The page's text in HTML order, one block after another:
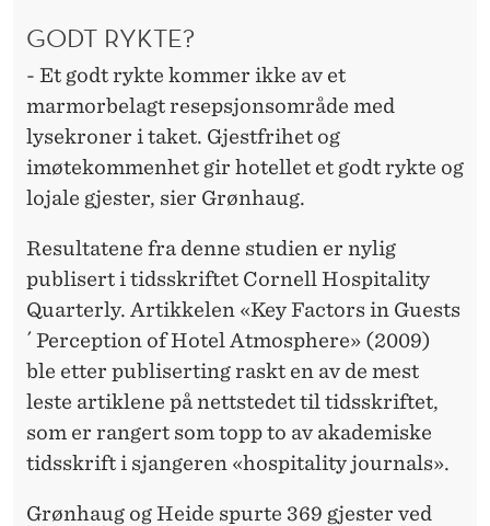
GODT RYKTE?
- Et godt rykte kommer ikke av et
marmorbelagt resepsjonsområde med
lysekroner i taket. Gjestfrihet og
imøtekommenhet gir hotellet et godt rykte og
lojale gjester, sier Grønhaug.
Resultatene fra denne studien er nylig
publisert i tidsskriftet Cornell Hospitality
Quarterly. Artikkelen «Key Factors in Guests
´ Perception of Hotel Atmosphere» (2009)
ble etter publiserting raskt en av de mest
leste artiklene på nettstedet til tidsskriftet,
som er rangert som topp to av akademiske
tidsskrift i sjangeren «hospitality journals».
Grønhaug og Heide spurte 369 gjester ved